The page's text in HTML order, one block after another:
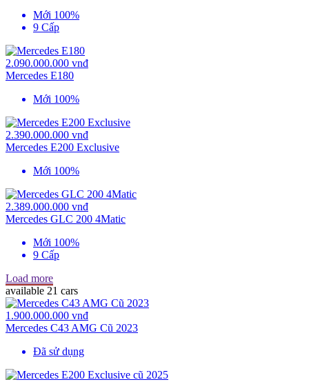
Mới 100%
9 Cấp
2.090.000.000 vnđ
Mercedes E180
Mới 100%
2.390.000.000 vnđ
Mercedes E200 Exclusive
Mới 100%
2.389.000.000 vnđ
Mercedes GLC 200 4Matic
Mới 100%
9 Cấp
Load more
available 21 cars
1.900.000.000 vnđ
Mercedes C43 AMG Cũ 2023
Đã sử dụng